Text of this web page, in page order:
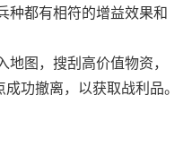
种都有相符的增益效果和
地图，搜刮高价值物资，
功撤离，以获取战利品。